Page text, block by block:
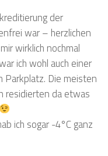
der
war – herzlichen
wirklich nochmal
ich wohl auch einer
Parkplatz. Die meisten
residierten da etwas
ich sogar -4°C ganz